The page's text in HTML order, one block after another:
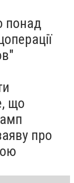
понад
що
про